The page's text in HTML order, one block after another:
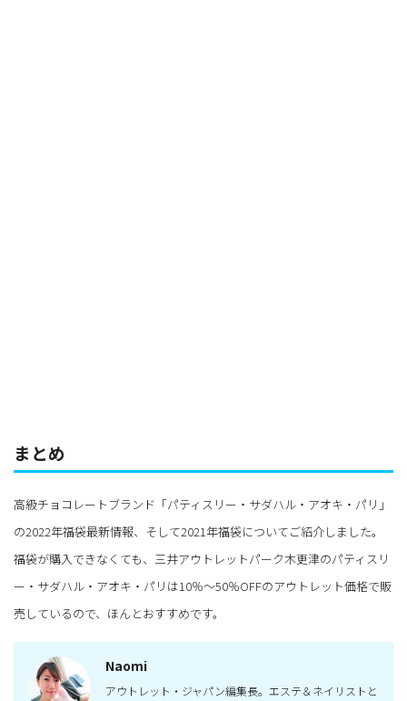
まとめ
高級チョコレートブランド「パティスリー・サダハル・アオキ・パリ」
の2022年福袋最新情報、そして2021年福袋についてご紹介しました。
福袋が購入できなくても、三井アウトレットパーク木更津のパティスリ
ー・サダハル・アオキ・パリは10％～50％OFFのアウトレット価格で販
売しているので、ほんとおすすめです。
Naomi
アウトレット・ジャパン編集長。エステ＆ネイリストと